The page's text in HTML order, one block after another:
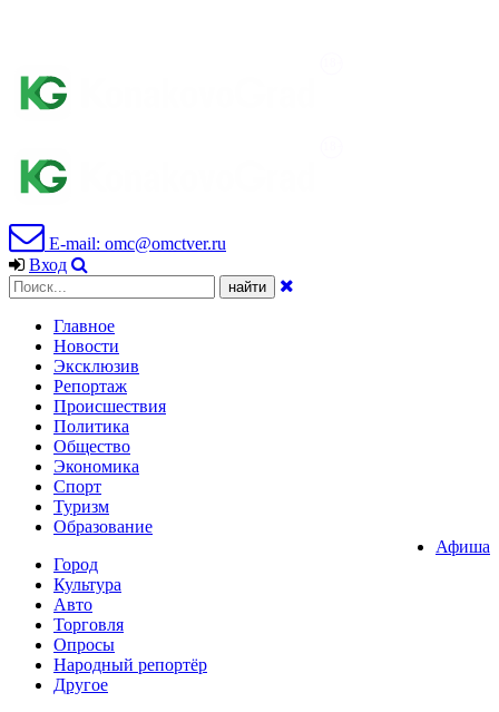
E-mail: omc@omctver.ru
Вход
Главное
Новости
Эксклюзив
Репортаж
Происшествия
Политика
Общество
Экономика
Спорт
Туризм
Образование
Афиша
Город
Культура
Авто
Торговля
Опросы
Народный репортёр
Другое